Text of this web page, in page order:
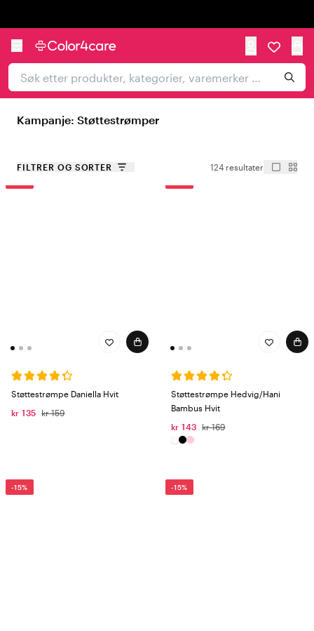
Kampanje: Støttestrømper
FILTRER OG SORTER 124 resultater
Støttestrømpe Daniella Hvit
kr 135
kr 159
Støttestrømpe Hedvig/Hani
Bambus Hvit
kr 143
kr 169
-15% -15%